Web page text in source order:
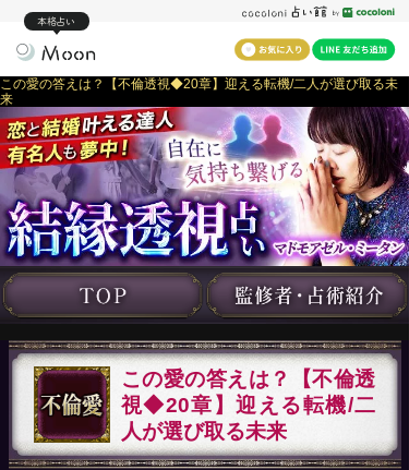
本格占い
この愛の答えは？【不倫透視◆20章】迎える転機/二人が選び取る未
来
この愛の答えは？【不倫透
視◆20章】迎える転機/二
人が選び取る未来